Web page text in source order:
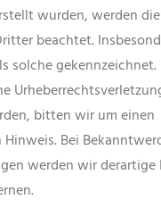
wurden, werden die
beachtet.
solche gekennzeichnet.
bitten wir um einen
Bei
werden wir